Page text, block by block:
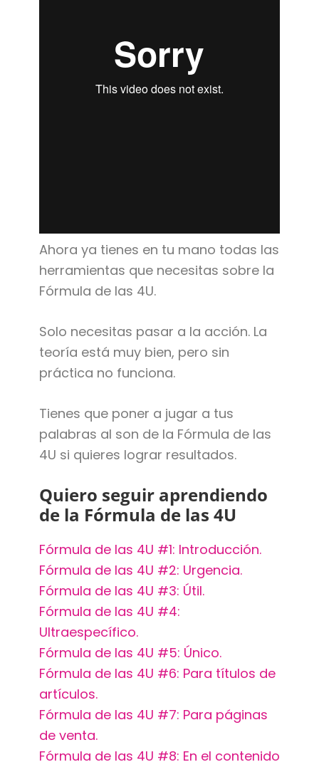
Ahora ya tienes en tu mano todas las
herramientas que necesitas sobre la
Fórmula de las 4U.
Solo necesitas pasar a la acción. La
teoría está muy bien, pero sin
práctica no funciona.
Tienes que poner a jugar a tus
palabras al son de la Fórmula de las
4U si quieres lograr resultados.
Quiero seguir aprendiendo
de la Fórmula de las 4U
Fórmula de las 4U #1: Introducción.
Fórmula de las 4U #2: Urgencia.
Fórmula de las 4U #3: Útil.
Fórmula de las 4U #4:
Ultraespecífico.
Fórmula de las 4U #5: Único.
Fórmula de las 4U #6: Para títulos de
artículos.
Fórmula de las 4U #7: Para páginas
de venta.
Fórmula de las 4U #8: En el contenido